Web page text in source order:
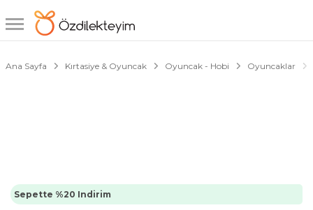
Ana Sayfa Kırtasiye & Oyuncak Oyuncak - Hobi Oyuncaklar
Sepette %20 Indirim
1/1